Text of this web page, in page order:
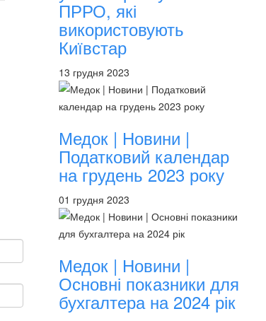
ПРРО, які
використовують
Київстар
13 грудня 2023
Медок | Новини |
Податковий календар
на грудень 2023 року
01 грудня 2023
Медок | Новини |
Основні показники для
бухгалтера на 2024 рік